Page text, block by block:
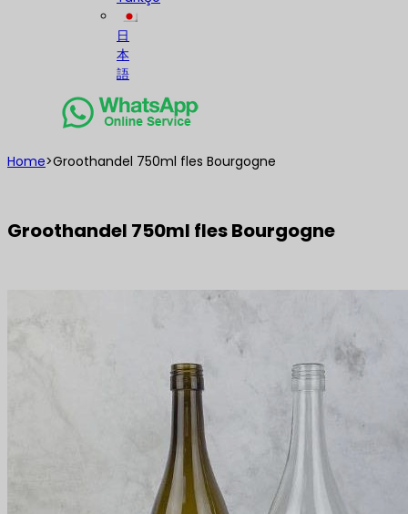
日
本
語
Home>Groothandel 750ml fles Bourgogne
Groothandel 750ml fles Bourgogne